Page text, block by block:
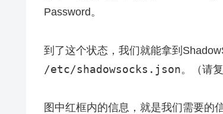
Password。
到了这个状态，我们就能拿到
/etc/shadowsocks.json。（请
图中红框内的信息，就是我们需要的